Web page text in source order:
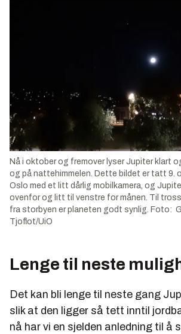
Nå i oktober og fremover lyser Jupiter klart
og på nattehimmelen. Dette bildet er tatt 9.
Oslo med et litt dårlig mobilkamera, og
ovenfor og litt til venstre for månen. Til
fra storbyen er planeten godt synlig. Foto:
Tjoflot/UiO
Lenge til neste
Det kan bli lenge til neste gang
slik at den ligger så tett inntil
nå har vi en sjelden anledning til å